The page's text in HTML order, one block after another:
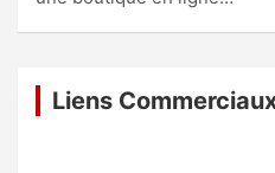
Liens